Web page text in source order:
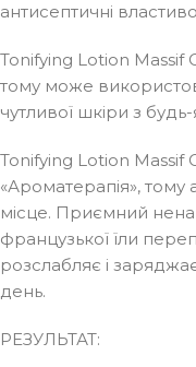
антисептичні
Tonifying Lotion Massif
тому може
чутливої шкіри з будь-
Tonifying Lotion Massif
«Ароматерапія», тому
місце. Приємний
французької їли
розслабляє і
день.
РЕЗУЛЬТАТ: